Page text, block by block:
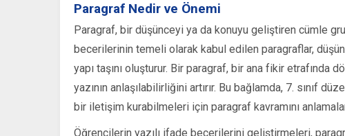
Paragraf Nedir ve Önemi
Paragraf, bir düşünceyi ya da konuyu geliştiren cümle
becerilerinin temeli olarak kabul edilen paragraflar,
yapı taşını oluşturur. Bir paragraf, bir ana fikir
yazının anlaşılabilirliğini artırır. Bu bağlamda, 7. sınıf
bir iletişim kurabilmeleri için paragraf kavramını
Öğrencilerin yazılı ifade becerilerini geliştirmeleri,